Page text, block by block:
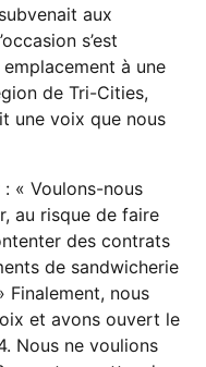
aux
s’est
à une
de Tri-Cities,
une voix que nous
« Voulons-nous
au risque de faire
des contrats
de sandwicherie
Finalement, nous
et avons ouvert le
Nous ne voulions